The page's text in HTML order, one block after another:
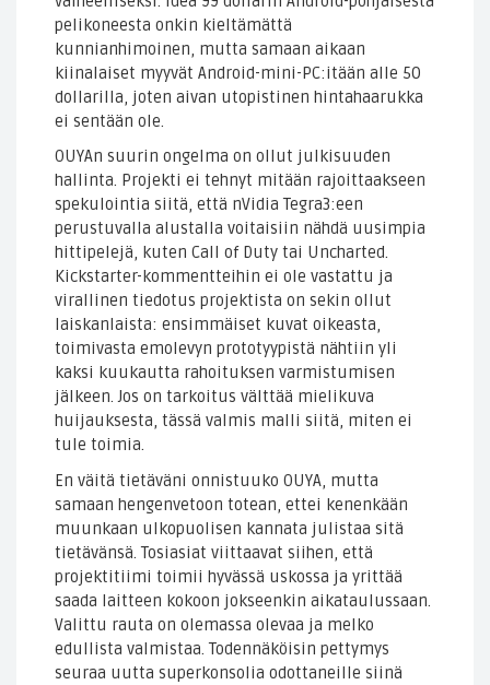
pelikoneesta onkin kieltämättä
kunnianhimoinen, mutta samaan aikaan
kiinalaiset myyvät Android-mini-PC:itään alle 50
dollarilla, joten aivan utopistinen hintahaarukka
ei sentään ole.
OUYAn suurin ongelma on ollut julkisuuden
hallinta. Projekti ei tehnyt mitään rajoittaakseen
spekulointia siitä, että nVidia Tegra3:een
perustuvalla alustalla voitaisiin nähdä uusimpia
hittipelejä, kuten Call of Duty tai Uncharted.
Kickstarter-kommentteihin ei ole vastattu ja
virallinen tiedotus projektista on sekin ollut
laiskanlaista: ensimmäiset kuvat oikeasta,
toimivasta emolevyn prototyypistä nähtiin yli
kaksi kuukautta rahoituksen varmistumisen
jälkeen. Jos on tarkoitus välttää mielikuva
huijauksesta, tässä valmis malli siitä, miten ei
tule toimia.
En väitä tietäväni onnistuuko OUYA, mutta
samaan hengenvetoon totean, ettei kenenkään
muunkaan ulkopuolisen kannata julistaa sitä
tietävänsä. Tosiasiat viittaavat siihen, että
projektitiimi toimii hyvässä uskossa ja yrittää
saada laitteen kokoon jokseenkin aikataulussaan.
Valittu rauta on olemassa olevaa ja melko
edullista valmistaa. Todennäköisin pettymys
seuraa uutta superkonsolia odottaneille siinä